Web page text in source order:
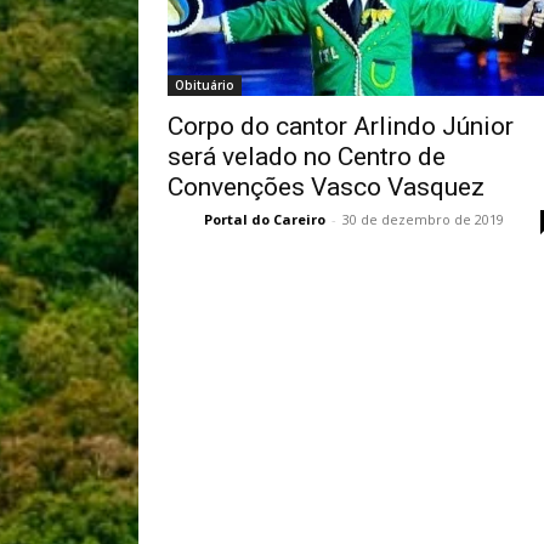
Obituário
Corpo do cantor Arlindo Júnior
será velado no Centro de
Convenções Vasco Vasquez
Portal do Careiro - 30 de dezembro de 2019